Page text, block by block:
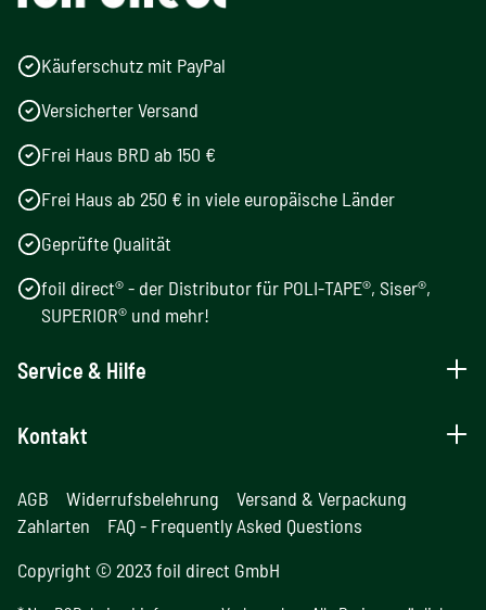
Käuferschutz mit PayPal
Versicherter Versand
Frei Haus BRD ab 150 €
Frei Haus ab 250 € in viele europäische Länder
Geprüfte Qualität
foil direct® - der Distributor für POLI-TAPE®, Siser®,
SUPERIOR® und mehr!
Service & Hilfe
Kontakt
AGB Widerrufsbelehrung
Versand & Verpackung
Zahlarten
FAQ - Frequently Asked Questions
Copyright © 2023 foil direct GmbH